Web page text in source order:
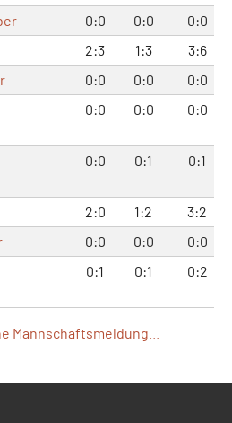
0:0 0:0
0:0
2:3 1:3
3:6
0:0 0:0
0:0
0:0 0:0 0:0
0:0 0:1 0:1
2:0 1:2
3:2
0:0 0:0
0:0
0:1 0:1 0:2
Mannschaftsmeldung...